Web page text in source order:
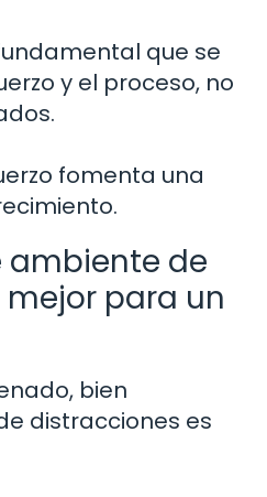
que se
y el proceso, no
fomenta una
ambiente de
para un
bien
distracciones es